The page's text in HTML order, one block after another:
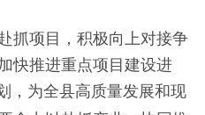
抓项目，积极向上对接争
快推进重点项目建设进
，为全县高质量发展和现